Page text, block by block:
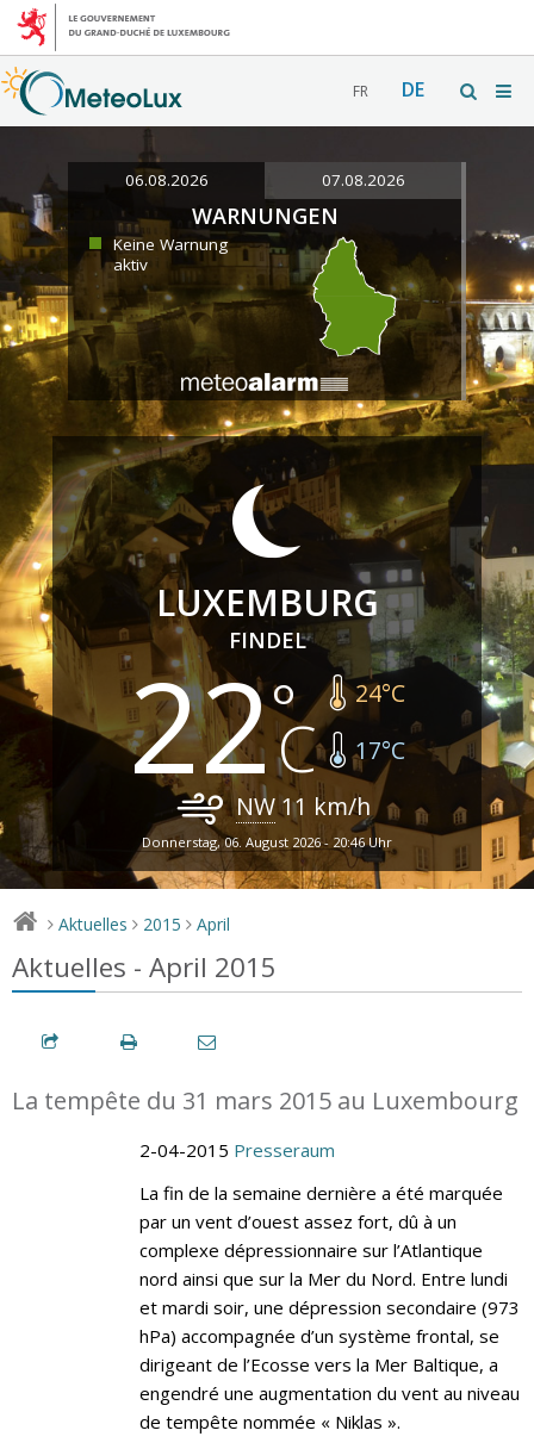
FR DE
06.08.2026 07.08.2026
WARNUNGEN
Keine Warnung
aktiv
LUXEMBURG
FINDEL
22 24°C
17°C
NW11 km/h
Donnerstag, 06. August 2026 - 20:46 Uhr
> Aktuelles > 2015 > April
Aktuelles - April 2015
La tempête du 31 mars 2015 au Luxembourg
2-04-2015 Presseraum
La fin de la semaine dernière a été marquée
par un vent d’ouest assez fort, dû à un
complexe dépressionnaire sur l’Atlantique
nord ainsi que sur la Mer du Nord. Entre lundi
et mardi soir, une dépression secondaire (973
hPa) accompagnée d’un système frontal, se
dirigeant de l’Ecosse vers la Mer Baltique, a
engendré une augmentation du vent au niveau
de tempête nommée « Niklas ».